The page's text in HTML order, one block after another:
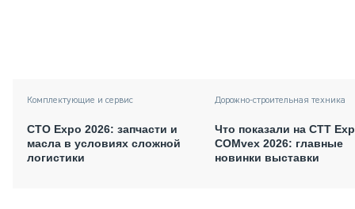
Комплектующие и сервис
СТО Expo 2026: запчасти и
масла в условиях сложной
логистики
Дорожно-строительная техника
Что показали на CTT
COMvex 2026: главные
новинки выставки